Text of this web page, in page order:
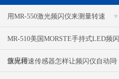
用MR-550激光频闪仪来测量转速
MR-510美国MORSTE手持式LED频闪
仪应用
激光转速传感器怎样让频闪仪自动同